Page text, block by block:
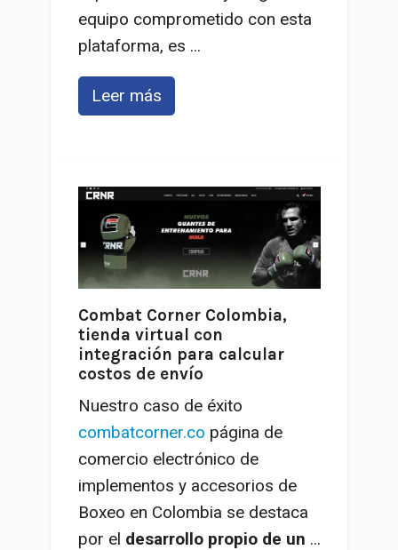
equipo comprometido con esta
plataforma, es ...
Leer más
Combat Corner Colombia,
tienda virtual con
integración para calcular
costos de envío
Nuestro caso de éxito
combatcorner.co página de
comercio electrónico de
implementos y accesorios de
Boxeo en Colombia se destaca
por el desarrollo propio de un ...